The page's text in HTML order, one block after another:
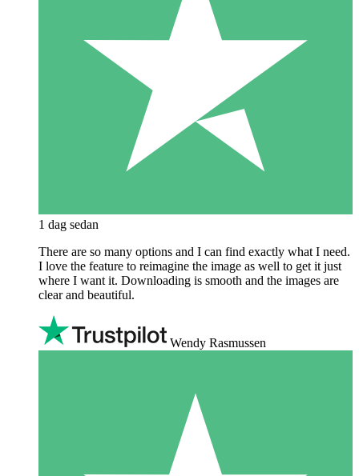
1 dag sedan
There are so many options and I can find exactly what I need.
I love the feature to reimagine the image as well to get it just
where I want it. Downloading is smooth and the images are
clear and beautiful.
Wendy Rasmussen